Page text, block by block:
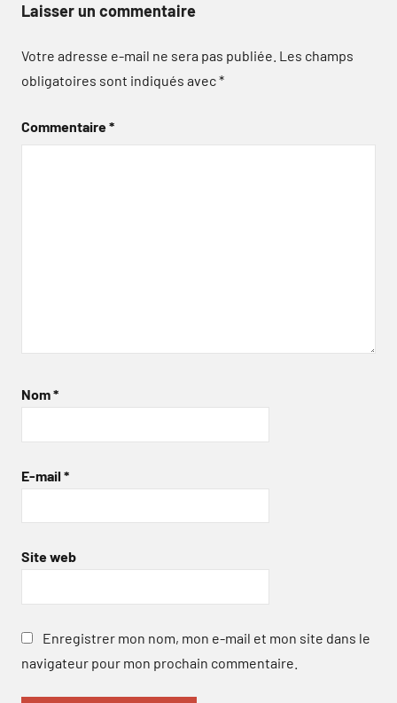
Laisser un commentaire
Votre adresse e-mail ne sera pas publiée. Les champs
obligatoires sont indiqués avec*
Commentaire*
Nom*
E-mail *
Site web
Enregistrer mon nom, mon e-mail et mon site dans le
navigateur pour mon prochain commentaire.